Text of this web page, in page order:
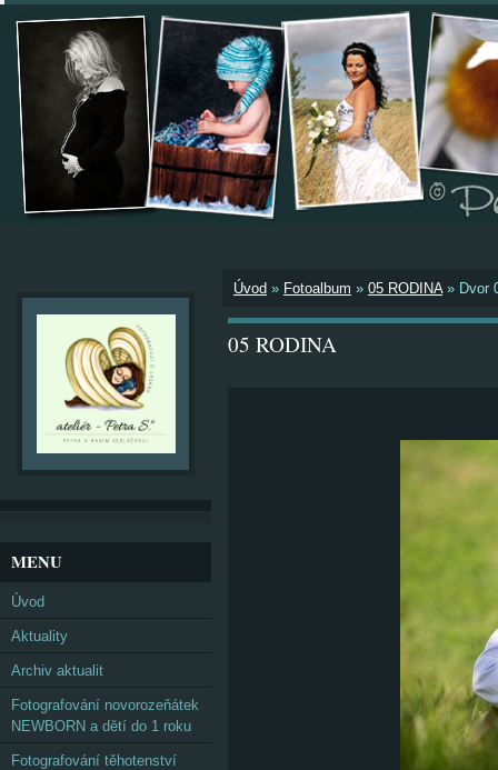
Úvod » Fotoalbum » 05 RODINA» Dvor
05 RODINA
MENU
Úvod
Aktuality
Archiv aktualit
Fotografování novorozeňátek
NEWBORN a dětí do 1 roku
Fotografování těhotenství